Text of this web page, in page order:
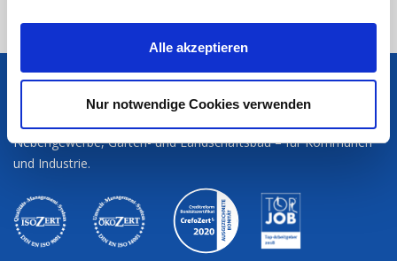
s
l
Alle akzeptieren
Nur notwendige Cookies verwenden
Baumaschinen
Atlas 185LCSR
eberle-hald
Nebengewerbe, Garten- und Landschaftsbau – für Kommunen
und Industrie.